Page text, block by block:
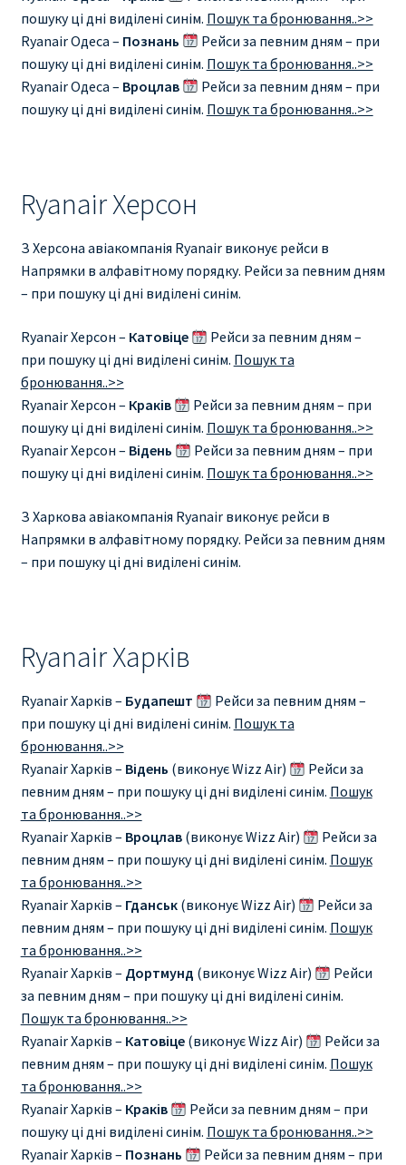
пошуку ці дні виділені синім. Пошук та бронювання..>>
Ryanair Одеса – Познань
Рейси за певним дням – при
пошуку ці дні виділені синім. Пошук та бронювання..>>
Ryanair Одеса – Вроцлав
Рейси за певним дням – при
пошуку ці дні виділені синім. Пошук та бронювання..>>
Ryanair Херсон
З Херсона авіакомпанія Ryanair виконує рейси в
Напрямки в алфавітному порядку. Рейси за певним дням
– при пошуку ці дні виділені синім.
Ryanair Херсон – Катовіце
Рейси за певним дням –
при пошуку ці дні виділені синім. Пошук та
бронювання..>>
Ryanair Херсон – Краків
Рейси за певним дням – при
пошуку ці дні виділені синім. Пошук та бронювання..>>
Ryanair Херсон – Відень
Рейси за певним дням – при
пошуку ці дні виділені синім. Пошук та бронювання..>>
З Харкова авіакомпанія Ryanair виконує рейси в
Напрямки в алфавітному порядку. Рейси за певним дням
– при пошуку ці дні виділені синім.
Ryanair Харків
Ryanair Харків – Будапешт
Рейси за певним дням –
при пошуку ці дні виділені синім. Пошук та
бронювання..>>
Ryanair Харків – Відень (виконує Wizz Air)
Рейси за
певним дням – при пошуку ці дні виділені синім. Пошук
та бронювання..>>
Ryanair Харків – Вроцлав(виконує Wizz Air)
Рейси за
певним дням – при пошуку ці дні виділені синім. Пошук
та бронювання..>>
Ryanair Харків – Гданськ(виконує Wizz Air)
Рейси за
певним дням – при пошуку ці дні виділені синім. Пошук
та бронювання..>>
Ryanair Харків – Дортмунд (виконує Wizz Air)
Рейси
за певним дням – при пошуку ці дні виділені синім.
Пошук та бронювання..>>
Ryanair Харків – Катовіце(виконує Wizz Air)
Рейси за
певним дням – при пошуку ці дні виділені синім. Пошук
та бронювання..>>
Ryanair Харків – Краків
Рейси за певним дням – при
пошуку ці дні виділені синім. Пошук та бронювання..>>
Ryanair Харків – Познань
Рейси за певним дням – при